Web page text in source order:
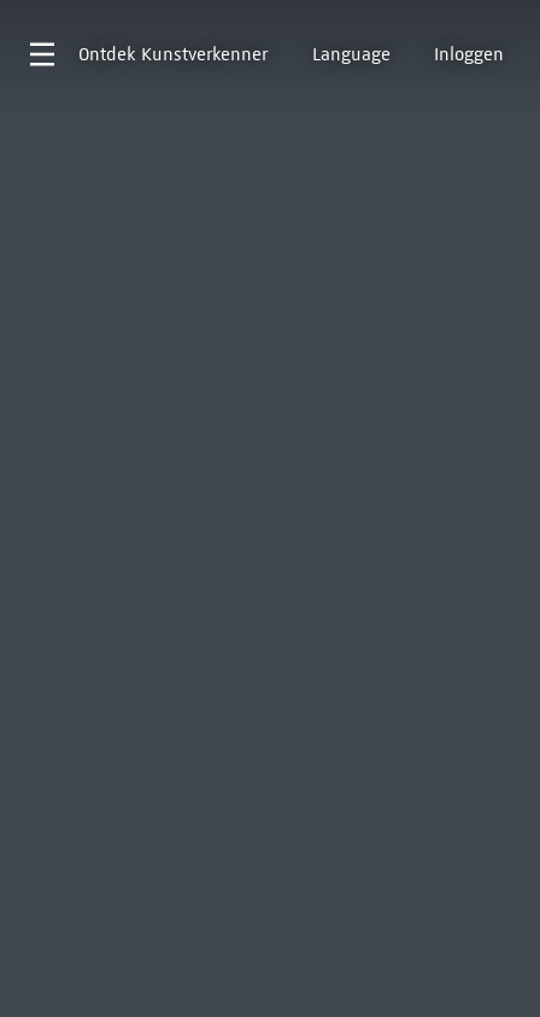
Ontdek Kunstverkenner Language Inloggen